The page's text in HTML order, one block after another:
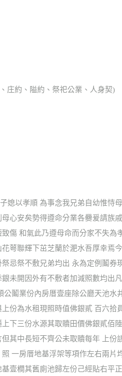
庄約、隘約、祭祀公業、人身契)
媳以孝順 為事念我兄弟自幼惟恃
心安矣勢得遵命分業各爨爰請族
傷 和氣此乃遵母命而分家不失
萼聯輝下茁芝蘭於淝水吾厚幸焉
忌祭不敷兄弟均出 永為定例鬮
未開因外有不敷者加減照數均出
鬮業份內房厝壹座除公廳天池
份為水租現照時值佛銀貳 百六
下三份水源其取贖田價佛銀貳佰
其中長短不齊公未取贖每年 上
一房厝地基浮架等項作左右兩
壹橺其舊廁池歸左份己經貼右平